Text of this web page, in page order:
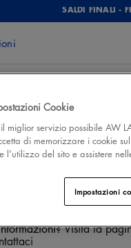
SALDI FINALI -
GIROVITA (cm)
60-67
Visita la
Cookie
miglior servizio possibile AW
di memorizzare i cookie
l'utilizzo del sito e assistere
Impostazioni